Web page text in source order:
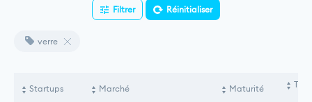
Filtrer Réinitialiser
verre
Startups Marché Maturité